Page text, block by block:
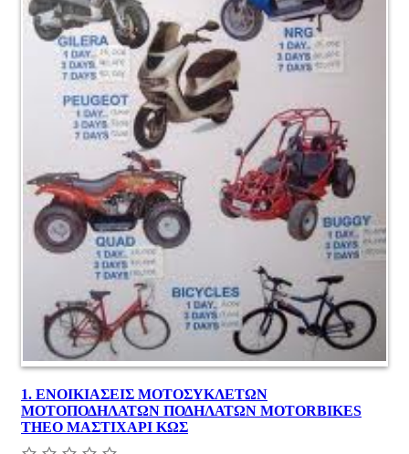
1. ΕΝΟΙΚΙΑΣΕΙΣ ΜΟΤΟΣΥΚΛΕΤΩΝ
ΜΟΤΟΠΟΔΗΛΑΤΩΝ ΠΟΔΗΛΑΤΩΝ MOTORBIKES
THEO ΜΑΣΤΙΧΑΡΙ ΚΩΣ